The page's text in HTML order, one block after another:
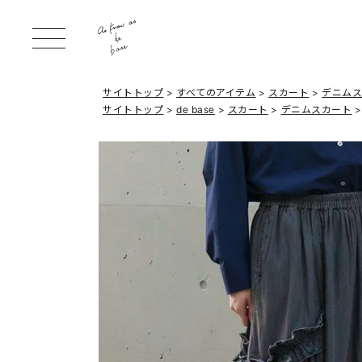
サイトトップ すべてのアイテム スカート
デニム
サイトトップ
de base スカート デニムスカート